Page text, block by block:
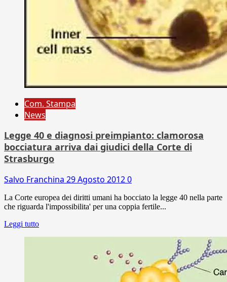
Com. Stampa
News
Legge 40 e diagnosi preimpianto: clamorosa
bocciatura arriva dai giudici della Corte di
Strasburgo
Salvo Franchina 29 Agosto 20120
La Corte europea dei diritti umani ha bocciato la legge 40 nella parte
che riguarda l'impossibilita' per una coppia fertile...
Leggi tutto